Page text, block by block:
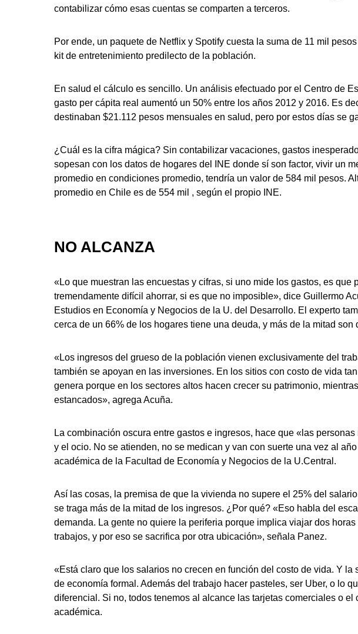
contabilizar cómo esas cuentas se comparten a terceros.
Por ende, un paquete de Netflix y Spotify cuesta la suma de 11 mil
kit de entretenimiento predilecto de la población.
En salud el cálculo es sencillo. Un análisis efectuado por el Centro de
gasto per cápita real aumentó un 50% entre los años 2012 y 2016. Es
destinaban $21.112 pesos mensuales en salud, pero por estos días se
¿Cuál es la cifra mágica? Sin contabilizar vacaciones, gastos
sopesan con los datos de hogares del INE donde sí son factor, vivir un
promedio en condiciones promedio, tendría un valor de 584 mil pesos.
promedio en Chile es de 554 mil , según el propio INE.
NO ALCANZA
«Lo que muestran las encuestas y cifras, si uno mide los gastos, es que
tremendamente difícil ahorrar, si es que no imposible», dice Guillermo
Estudios en Economía y Negocios de la U. del Desarrollo. El experto
cerca de un 66% de los hogares tiene una deuda, y más de la mitad son
«Los ingresos del grueso de la población vienen exclusivamente del
también se apoyan en las inversiones. En los sitios con costo de vida
genera porque en los sectores altos hacen crecer su patrimonio,
estancados», agrega Acuña.
La combinación oscura entre gastos e ingresos, hace que «las
y el ocio. No se atienden, no se medican y van con suerte una vez al
académica de la Facultad de Economía y Negocios de la U.Central.
Así las cosas, la premisa de que la vivienda no supere el 25% del
se traga más de la mitad de los ingresos. ¿Por qué? «Eso habla del
demanda. La gente no quiere la periferia porque implica viajar dos
trabajos, y por eso se sacrifica por otra ubicación», señala Panez.
«Está claro que los salarios no crecen en función del costo de vida. Y
de economía formal. Además del trabajo hacer pasteles, ser Uber, o lo
diferencial. Si no, todos tenemos al alcance las tarjetas comerciales o el
académica.